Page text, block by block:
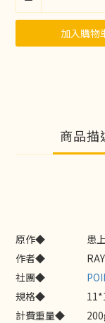
加入購物
商品描
原作◆
患
作者◆
社團◆
規格◆
計費重量◆